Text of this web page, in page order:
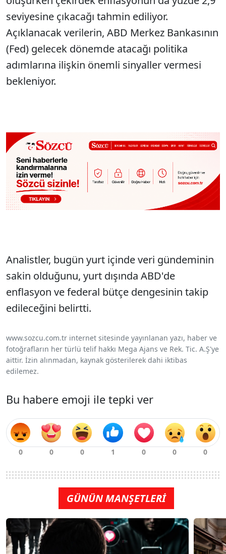
seviyesine çıkacağı tahmin ediliyor.
Açıklanacak verilerin, ABD Merkez Bankasının
(Fed) gelecek dönemde atacağı politika
adımlarına ilişkin önemli sinyaller vermesi
bekleniyor.
Analistler, bugün yurt içinde veri gündeminin
sakin olduğunu, yurt dışında ABD'de
enflasyon ve federal bütçe dengesinin takip
edileceğini belirtti.
www.sozcu.com.tr internet sitesinde yayınlanan yazı, haber ve
fotoğrafların her türlü telif hakkı Mega Ajans ve Rek. Tic. A.Ş'ye
aittir. İzin alınmadan, kaynak gösterilerek dahi iktibas
edilemez.
Bu habere emoji ile tepki ver
GÜNÜN MANŞETLERİ